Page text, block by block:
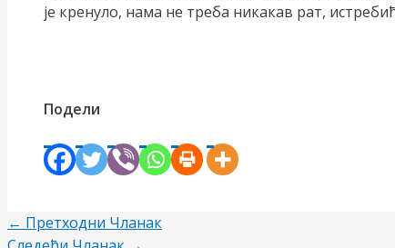
је кренуло, нама не треба никакав рат,
Подели
Пост
← Претходни Чланак